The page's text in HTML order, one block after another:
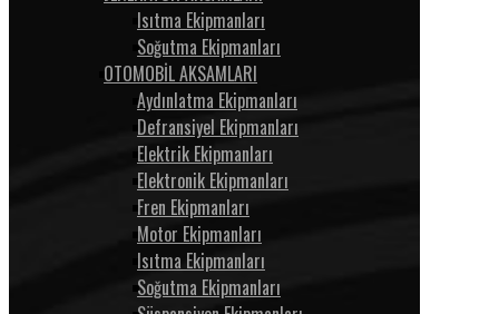
Isıtma Ekipmanları
Soğutma Ekipmanları
OTOMOBİL AKSAMLARI
Aydınlatma Ekipmanları
Defransiyel Ekipmanları
Elektrik Ekipmanları
Elektronik Ekipmanları
Fren Ekipmanları
Motor Ekipmanları
Isıtma Ekipmanları
Soğutma Ekipmanları